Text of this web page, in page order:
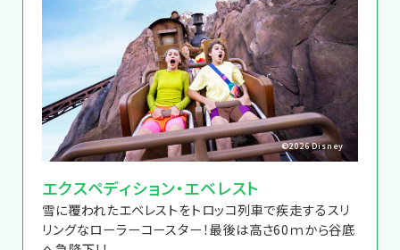
©2026 Disney
エクスペディション・エベレスト
雪に覆われたエベレストをトロッコ列車で疾走するスリ
リングなローラーコースター！最後は高さ60ｍから谷底